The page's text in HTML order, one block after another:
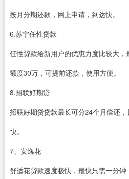
按月分期还款，网上申请，到达快。
6.苏宁任性贷款
任性贷款给新用户的优惠力度比较大
额度30万，可提前还款，使用方便。
8.招联好期贷
招联好期贷贷款最长可分24个月偿还
快。
7、安逸花
舒适花贷款速度极快，最快只需一分钟